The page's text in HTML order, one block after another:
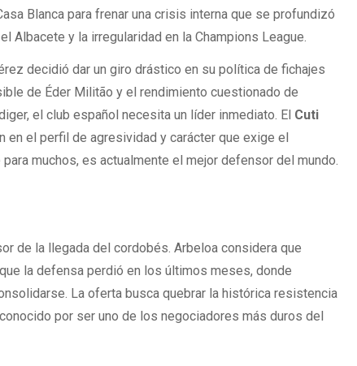
Blanca para frenar una crisis interna que se profundizó
Albacete y la irregularidad en la Champions League.
decidió dar un giro drástico en su política de fichajes
de Éder Militão y el rendimiento cuestionado de
el club español necesita un líder inmediato. El Cuti
en el perfil de agresividad y carácter que exige el
muchos, es actualmente el mejor defensor del mundo.
de la llegada del cordobés. Arbeloa considera que
la defensa perdió en los últimos meses, donde
La oferta busca quebrar la histórica resistencia
por ser uno de los negociadores más duros del